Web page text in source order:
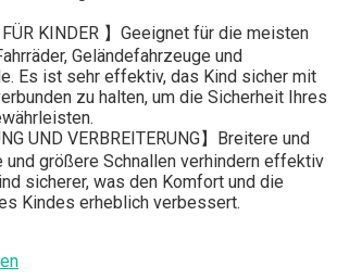
FÜR KINDER 】Geeignet für die meisten
Geländefahrzeuge und
Es ist sehr effektiv, das Kind sicher mit
zu halten, um die Sicherheit Ihres
UND VERBREITERUNG】Breitere und
und größere Schnallen verhindern effektiv
sicherer, was den Komfort und die
Kindes erheblich verbessert.